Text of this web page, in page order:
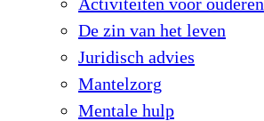
De zin van het leven
Juridisch advies
Mantelzorg
Mentale hulp